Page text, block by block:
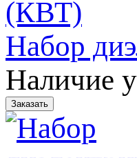
Набор
Наличие